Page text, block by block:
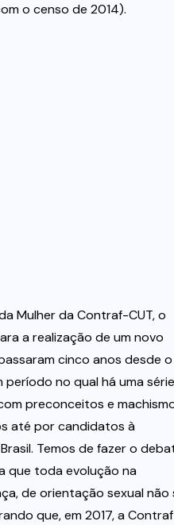
o censo de 2014).
Mulher da Contraf-CUT, o
a realização de um novo
cinco anos desde o
no qual há uma série
preconceitos e
até por candidatos à
Temos de fazer o
que toda evolução na
de orientação sexual não
que, em 2017, a